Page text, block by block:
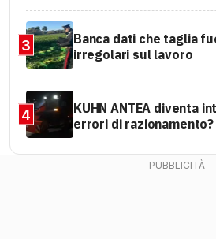
3
Banca dati che taglia
irregolari sul lavoro
4
KUHN ANTEA diventa
errori di razionamento?